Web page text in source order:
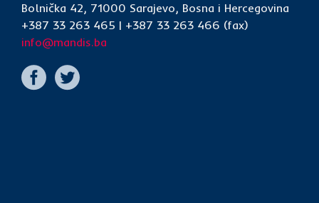
Bolnička 42, 71000 Sarajevo, Bosna i Hercegovina
+387 33 263 465 | +387 33 263 466 (fax)
info@mandis.ba